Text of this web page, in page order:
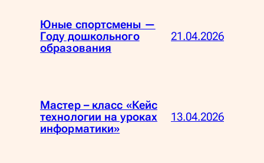
Юные спортсмены —
Году дошкольного
образования
21.04.2026
Мастер – класс «Кейс
технологии на уроках
информатики»
13.04.2026